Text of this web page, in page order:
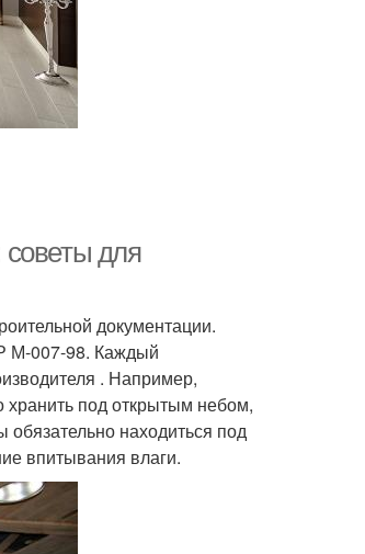
для
документации.
М-007-98. Каждый
. Например,
под открытым небом,
находиться под
впитывания влаги.